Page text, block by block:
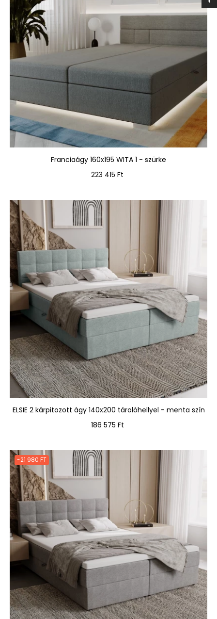
Franciaágy 160x195 WITA 1 - szürke
Ár
223 415 Ft
ELSIE 2 kárpitozott ágy 140x200 tárolóhellyel - menta szín
Ár
186 575 Ft
-21 980 FT